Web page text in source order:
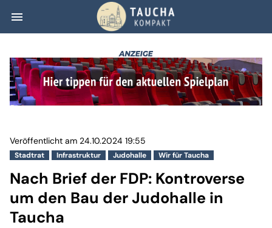
menu Nach Brief der
Stadtrat Infrastruktur Judohalle Wir für Taucha
Veröffentlicht am 24.10.2024 19:55
Nach Brief der FDP: Kontroverse
um den Bau der Judohalle in
Taucha